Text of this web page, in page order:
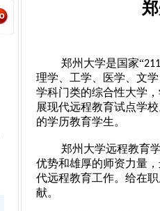
郑州大学是国家“
理学、工学、医学、文
学科门类的综合性大学
展现代远程教育试点学
的学历教育学生。
郑州大学远程教育
优势和雄厚的师资力量
代远程教育工作。给在
献。